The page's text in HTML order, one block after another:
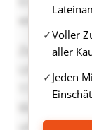
Voller
aller
Jeden